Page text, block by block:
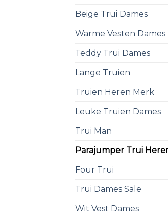
Beige Trui Dames
Warme Vesten Dames
Teddy Trui Dames
Lange Truien
Truien Heren Merk
Leuke Truien Dames
Trui Man
Parajumper Trui
Four Trui
Trui Dames Sale
Wit Vest Dames